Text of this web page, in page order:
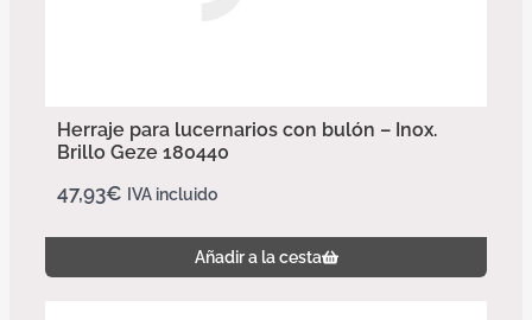
Herraje para lucernarios con bulón – Inox.
Brillo Geze 180440
47,93€ IVA incluido
Añadir a la cesta